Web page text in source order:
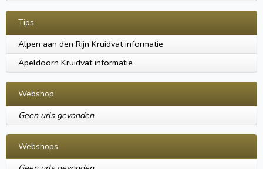
Tips
Alpen aan den Rijn Kruidvat informatie
Apeldoorn Kruidvat informatie
Webshop
Geen urls gevonden
Webshops